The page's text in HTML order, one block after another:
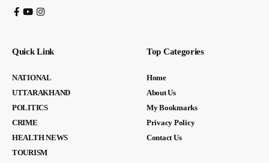
Quick Link
NATIONAL
UTTARAKHAND
POLITICS
CRIME
HEALTH NEWS
TOURISM
Top Categories
Home
About Us
My Bookmarks
Privacy Policy
Contact Us